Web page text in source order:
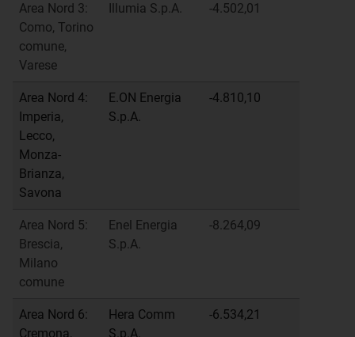
Area Nord 3:
Como, Torino
comune,
Varese
Illumia S.p.A. -4.502,01
Area Nord 4:
Imperia,
Lecco,
Monza-
Brianza,
Savona
E.ON Energia
S.p.A.
-4.810,10
Area Nord 5:
Brescia,
Milano
comune
Enel Energia
S.p.A.
-8.264,09
Area Nord 6:
Cremona,
Hera Comm
S.p.A.
-6.534,21